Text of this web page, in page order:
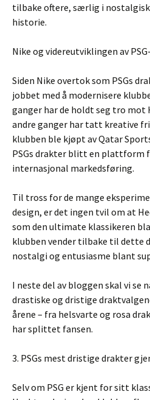
tilbake oftere, særlig i
historie.
Nike og videreutviklingen av
Siden Nike overtok som PSGs
jobbet med å modernisere
ganger har de holdt seg tro mot
andre ganger har tatt kreative
klubben ble kjøpt av Qatar
PSGs drakter blitt en plattform
internasjonal markedsføring.
Til tross for de mange
design, er det ingen tvil om at
som den ultimate klassikeren
klubben vender tilbake til dette
nostalgi og entusiasme blant
I neste del av bloggen skal vi se
drastiske og dristige
årene – fra helsvarte og rosa
har splittet fansen.
3. PSGs mest dristige drakter
Selv om PSG er kjent for sitt